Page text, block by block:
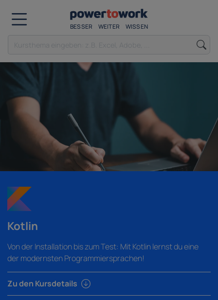
BESSER WEITER WISSEN
Kotlin
Von der Installation bis zum Test: Mit Kotlin lernst du eine
der modernsten Programmiersprachen!
Zu den Kursdetails